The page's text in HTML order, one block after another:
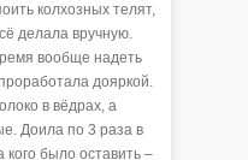
колхозных телят,
делала вручную.
вообще надеть
дояркой.
в вёдрах, а
Доила по 3 раза в
было оставить –